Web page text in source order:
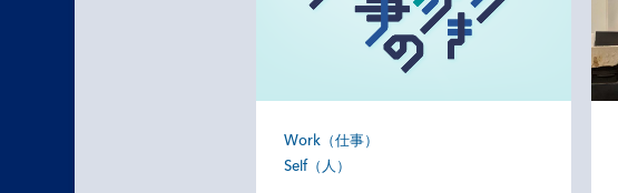
Work（仕事）
Self（人）